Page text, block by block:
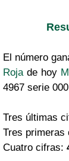
El número
Roja de hoy
4967 serie
Tres últimas
Tres primeras
Cuatro cifras: